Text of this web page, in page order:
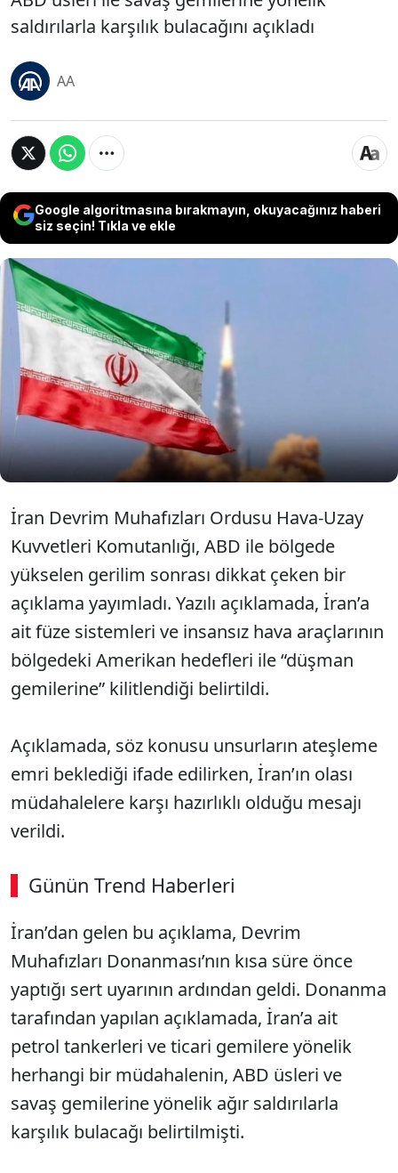
saldırılarla karşılık bulacağını açıkladı
AA
Google algoritmasına bırakmayın, okuyacağınız haberi
siz seçin! Tıkla ve ekle
İran Devrim Muhafızları Ordusu Hava-Uzay
Kuvvetleri Komutanlığı, füze ve insansız hava
araçlarının bölgedeki Amerikan hedefleri ile
düşman gemilerine kilitlenerek ateşleme emri
beklediğini bildirdi. Öte yandan İran Deniz
Kuvvetleri, İran’a ait petrol tankerleri ve ticari
gemilere yönelik olası müdahalelerin ABD üsleri ile
savaş gemilerine yönelik saldırılarla karşılık
bulacağını açıkladı
İran Devrim Muhafızları Ordusu Hava-Uzay
Kuvvetleri Komutanlığı, ABD ile bölgede
yükselen gerilim sonrası dikkat çeken bir
açıklama yayımladı. Yazılı açıklamada, İran’a
ait füze sistemleri ve insansız hava araçlarının
bölgedeki Amerikan hedefleri ile “düşman
gemilerine” kilitlendiği belirtildi.
Açıklamada, söz konusu unsurların ateşleme
emri beklediği ifade edilirken, İran’ın olası
müdahalelere karşı hazırlıklı olduğu mesajı
verildi.
Günün Trend Haberleri
00:02 / 08:06
İran’dan gelen bu açıklama, Devrim
Muhafızları Donanması’nın kısa süre önce
yaptığı sert uyarının ardından geldi. Donanma
tarafından yapılan açıklamada, İran’a ait
petrol tankerleri ve ticari gemilere yönelik
herhangi bir müdahalenin, ABD üsleri ve
savaş gemilerine yönelik ağır saldırılarla
karşılık bulacağı belirtilmişti.